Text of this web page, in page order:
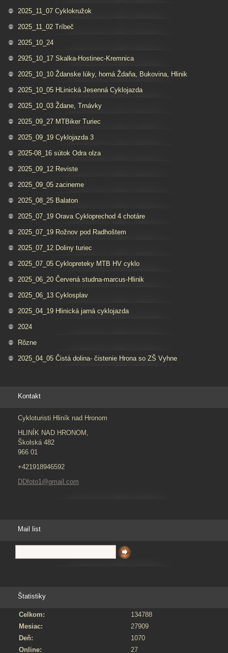
2025_11_07 Cyklokružok
2025_11_02 Tríbeč
2025_10_24
2925_10_17 Skalka-Hostinec-Kremnica
2025_10_10 Ždanske lúky, horná Ždaňa, Bukovina, Hlinik
2025_10_05 HLinická Jesenná Cyklojazda
2025_10_03 Ždane, Trnávky
2025_09_27 MTBiker Turiec
2025_09_19 Cyklojazda 3
2025-08_16 sútok Odra olza
2025_09_12 Reviste
2025_09_05 zacineme
2025_08_25 Balaton
2025_07_19 Orava Cykloprechod 4 chotáre
2025_07_19 Rožnov pod Radhoštem
2025_07_12 Doliny turiec
2025_07_05 Cyklopreteky MTB HV cyklo
2025_06_20 Červená studna-marcus-Hlinik
2025_06_13 Cyklosplav
2025_04_19 Hlinická jarná cyklojazda
2024
Rôzne
2025_04_05 Čistá dolina- čistenie Hrona so ZŠ Vyhne
Kontakt
Cykloturisti Hliník nad Hronom
HLINÍK NAD HRONOM,
Školská 482
966 01
+421918946592
DDfoto1@gmail.com
Mail list
Štatistiky
Online: 27
Celkom:
134788
Mesiac:
27909
Deň:
1070